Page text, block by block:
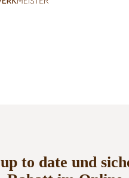
to date und